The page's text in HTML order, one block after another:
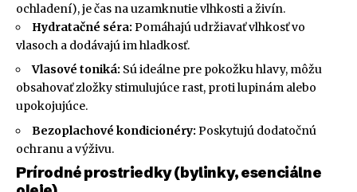
ochladení), je čas na uzamknutie vlhkosti a živín.
Hydratačné séra: Pomáhajú udržiavať vlhkosť vo
vlasoch a dodávajú im hladkosť.
Vlasové toniká: Sú ideálne pre pokožku hlavy, môžu
obsahovať zložky stimulujúce rast, proti lupinám alebo
upokojujúce.
Bezoplachové kondicionéry: Poskytujú dodatočnú
ochranu a výživu.
Prírodné prostriedky (bylinky, esenciálne